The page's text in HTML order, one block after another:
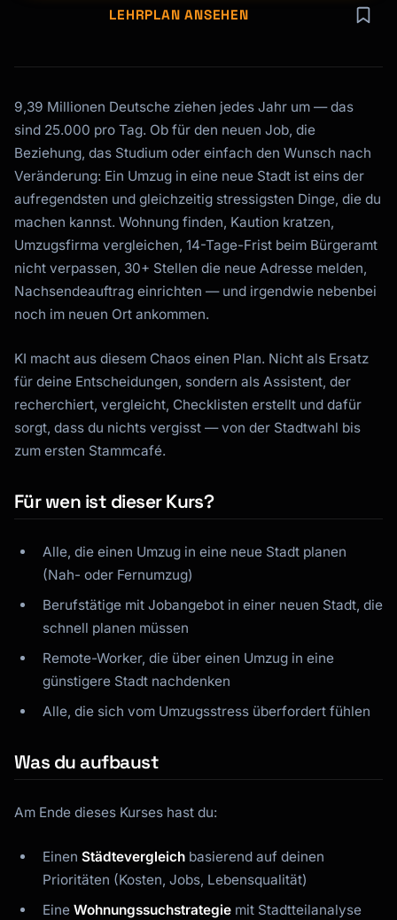
LEHRPLAN ANSEHEN
9,39 Millionen Deutsche ziehen jedes Jahr um — das
sind 25.000 pro Tag. Ob für den neuen Job, die
Beziehung, das Studium oder einfach den Wunsch nach
Veränderung: Ein Umzug in eine neue Stadt ist eins der
aufregendsten und gleichzeitig stressigsten Dinge, die du
machen kannst. Wohnung finden, Kaution kratzen,
Umzugsfirma vergleichen, 14-Tage-Frist beim Bürgeramt
nicht verpassen, 30+ Stellen die neue Adresse melden,
Nachsendeauftrag einrichten — und irgendwie nebenbei
noch im neuen Ort ankommen.
KI macht aus diesem Chaos einen Plan. Nicht als Ersatz
für deine Entscheidungen, sondern als Assistent, der
recherchiert, vergleicht, Checklisten erstellt und dafür
sorgt, dass du nichts vergisst — von der Stadtwahl bis
zum ersten Stammcafé.
Für wen ist dieser Kurs?
Alle, die einen Umzug in eine neue Stadt planen
(Nah- oder Fernumzug)
Berufstätige mit Jobangebot in einer neuen Stadt, die
schnell planen müssen
Remote-Worker, die über einen Umzug in eine
günstigere Stadt nachdenken
Alle, die sich vom Umzugsstress überfordert fühlen
Was du aufbaust
Am Ende dieses Kurses hast du:
Einen Städtevergleich basierend auf deinen
Prioritäten (Kosten, Jobs, Lebensqualität)
Eine Wohnungssuchstrategie mit Stadtteilanalyse
Kai